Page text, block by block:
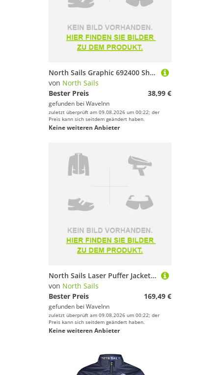
North Sails Graphic 692400 Short Sleeve Polo Weiß 2XL Mann
von North Sails
Bester Preis
38,99 €
gefunden bei WaveInn
zuletzt überprüft am 09.08.2026 um 00:22; der
Preis kann sich seitdem geändert haben.
Keine weiteren Anbieter
North Sails Laser Puffer Jacket Grau XL Mann
von North Sails
Bester Preis
169,49 €
gefunden bei WaveInn
zuletzt überprüft am 09.08.2026 um 00:22; der
Preis kann sich seitdem geändert haben.
Keine weiteren Anbieter